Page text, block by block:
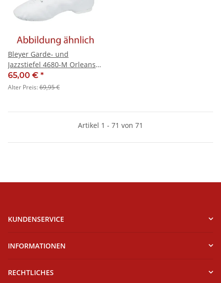
Bleyer Garde- und
Jazzstiefel 4680-M Orleans
(mittelhoher Schaft) blau -
SALE
65,00 € *
Alter Preis:69,95 €
Artikel 1 - 71 von 71
KUNDENSERVICE
INFORMATIONEN
RECHTLICHES